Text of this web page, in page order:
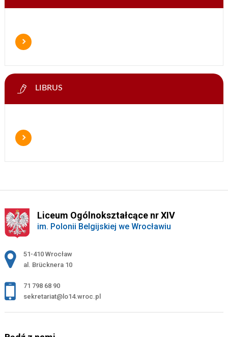
LIBRUS
Liceum Ogólnokształcące nr XIV
im. Polonii Belgijskiej we Wrocławiu
Adres pocztowy:
51-410 Wrocław
al. Brücknera 10
71 798 68 90
sekretariat@lo14.wroc.pl